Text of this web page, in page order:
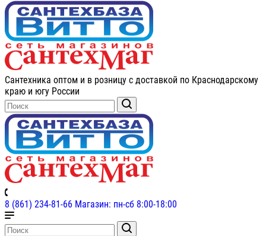
Сантехника оптом и в розницу с доставкой по Краснодарскому
краю и югу России
8 (861) 234-81-66 Магазин: пн-сб 8:00-18:00